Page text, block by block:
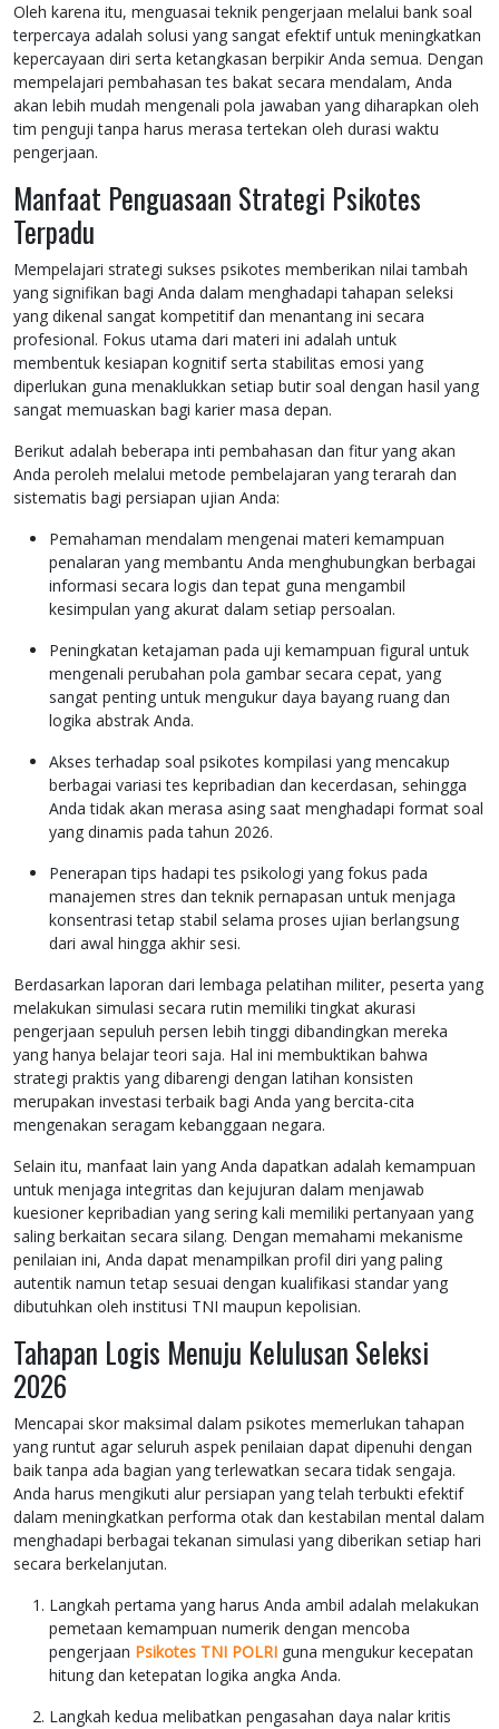
Oleh karena itu, menguasai teknik pengerjaan melalui bank soal
terpercaya adalah solusi yang sangat efektif untuk meningkatkan
kepercayaan diri serta ketangkasan berpikir Anda semua. Dengan
mempelajari pembahasan tes bakat secara mendalam, Anda
akan lebih mudah mengenali pola jawaban yang diharapkan oleh
tim penguji tanpa harus merasa tertekan oleh durasi waktu
pengerjaan.
Manfaat Penguasaan Strategi Psikotes
Terpadu
Mempelajari strategi sukses psikotes memberikan nilai tambah
yang signifikan bagi Anda dalam menghadapi tahapan seleksi
yang dikenal sangat kompetitif dan menantang ini secara
profesional. Fokus utama dari materi ini adalah untuk
membentuk kesiapan kognitif serta stabilitas emosi yang
diperlukan guna menaklukkan setiap butir soal dengan hasil yang
sangat memuaskan bagi karier masa depan.
Berikut adalah beberapa inti pembahasan dan fitur yang akan
Anda peroleh melalui metode pembelajaran yang terarah dan
sistematis bagi persiapan ujian Anda:
Pemahaman mendalam mengenai materi kemampuan
penalaran yang membantu Anda menghubungkan berbagai
informasi secara logis dan tepat guna mengambil
kesimpulan yang akurat dalam setiap persoalan.
Peningkatan ketajaman pada uji kemampuan figural untuk
mengenali perubahan pola gambar secara cepat, yang
sangat penting untuk mengukur daya bayang ruang dan
logika abstrak Anda.
Akses terhadap soal psikotes kompilasi yang mencakup
berbagai variasi tes kepribadian dan kecerdasan, sehingga
Anda tidak akan merasa asing saat menghadapi format soal
yang dinamis pada tahun 2026.
Penerapan tips hadapi tes psikologi yang fokus pada
manajemen stres dan teknik pernapasan untuk menjaga
konsentrasi tetap stabil selama proses ujian berlangsung
dari awal hingga akhir sesi.
Berdasarkan laporan dari lembaga pelatihan militer, peserta yang
melakukan simulasi secara rutin memiliki tingkat akurasi
pengerjaan sepuluh persen lebih tinggi dibandingkan mereka
yang hanya belajar teori saja. Hal ini membuktikan bahwa
strategi praktis yang dibarengi dengan latihan konsisten
merupakan investasi terbaik bagi Anda yang bercita-cita
mengenakan seragam kebanggaan negara.
Selain itu, manfaat lain yang Anda dapatkan adalah kemampuan
untuk menjaga integritas dan kejujuran dalam menjawab
kuesioner kepribadian yang sering kali memiliki pertanyaan yang
saling berkaitan secara silang. Dengan memahami mekanisme
penilaian ini, Anda dapat menampilkan profil diri yang paling
autentik namun tetap sesuai dengan kualifikasi standar yang
dibutuhkan oleh institusi TNI maupun kepolisian.
Tahapan Logis Menuju Kelulusan Seleksi
2026
Mencapai skor maksimal dalam psikotes memerlukan tahapan
yang runtut agar seluruh aspek penilaian dapat dipenuhi dengan
baik tanpa ada bagian yang terlewatkan secara tidak sengaja.
Anda harus mengikuti alur persiapan yang telah terbukti efektif
dalam meningkatkan performa otak dan kestabilan mental dalam
menghadapi berbagai tekanan simulasi yang diberikan setiap hari
secara berkelanjutan.
Langkah pertama yang harus Anda ambil adalah melakukan
pemetaan kemampuan numerik dengan mencoba
pengerjaan Psikotes TNI POLRI guna mengukur kecepatan
hitung dan ketepatan logika angka Anda.
Langkah kedua melibatkan pengasahan daya nalar kritis